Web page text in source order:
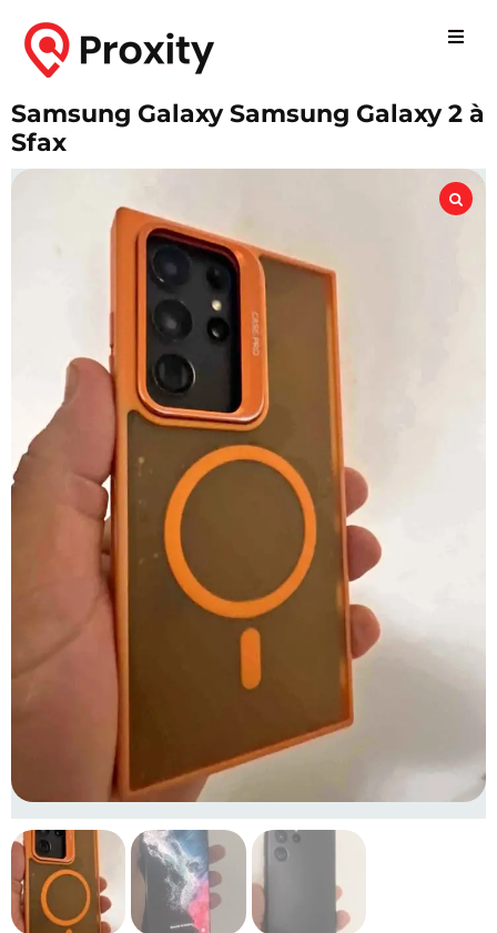
Samsung Galaxy Samsung Galaxy 2 à
Sfax